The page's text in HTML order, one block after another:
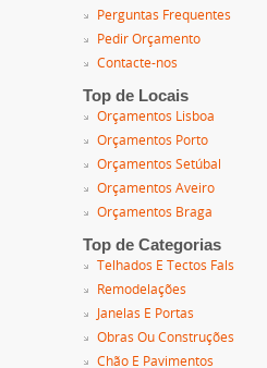
Perguntas Frequentes
Pedir Orçamento
Contacte-nos
Top de Locais
Orçamentos Lisboa
Orçamentos Porto
Orçamentos Setúbal
Orçamentos Aveiro
Orçamentos Braga
Top de Categorias
Telhados E Tectos Fals
Remodelações
Janelas E Portas
Obras Ou Construções
Chão E Pavimentos